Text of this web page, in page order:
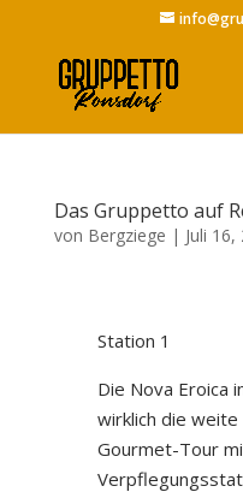
Das Gruppetto auf
von Bergziege | Juli 16,
Station 1
Die Nova Eroica
wirklich die
Gourmet-Tour